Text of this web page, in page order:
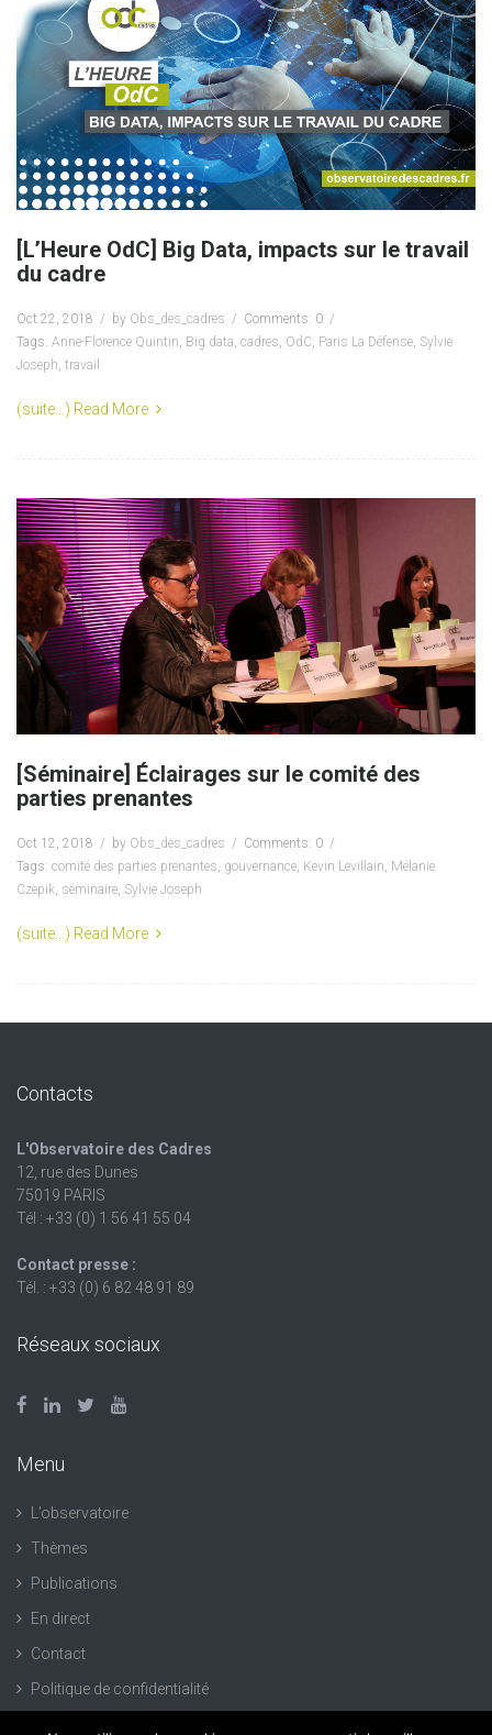
[L’Heure OdC] Big Data, impacts sur le travail
du cadre
Oct 22, 2018 by Obs_des_cadres
Comments: 0
Tags: Anne-Florence Quintin, Big data, cadres, OdC, Paris La Défense, Sylvie
Joseph, travail
(suite…) Read More
[Séminaire] Éclairages sur le comité des
parties prenantes
Oct 12, 2018 by Obs_des_cadres
Comments: 0
Tags: comité des parties prenantes gouvernance Kevin Levillain Mélanie
Czepik séminaire Sylvie Joseph
(suite…) Read More
Contacts
L'Observatoire des Cadres
12, rue des Dunes
75019 PARIS
Tél : +33 (0) 1 56 41 55 04
Contact presse :
Tél. : +33 (0) 6 82 48 91 89
Réseaux sociaux
Menu
L’observatoire
Thèmes
Publications
En direct
Contact
Politique de confidentialité